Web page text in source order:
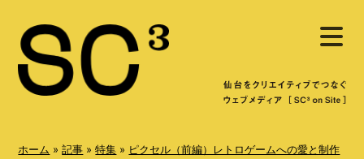
メ
ニ
を
開
く
ホーム »記事 »特集 » ピクセル（前編）レトロゲームへの愛と制作